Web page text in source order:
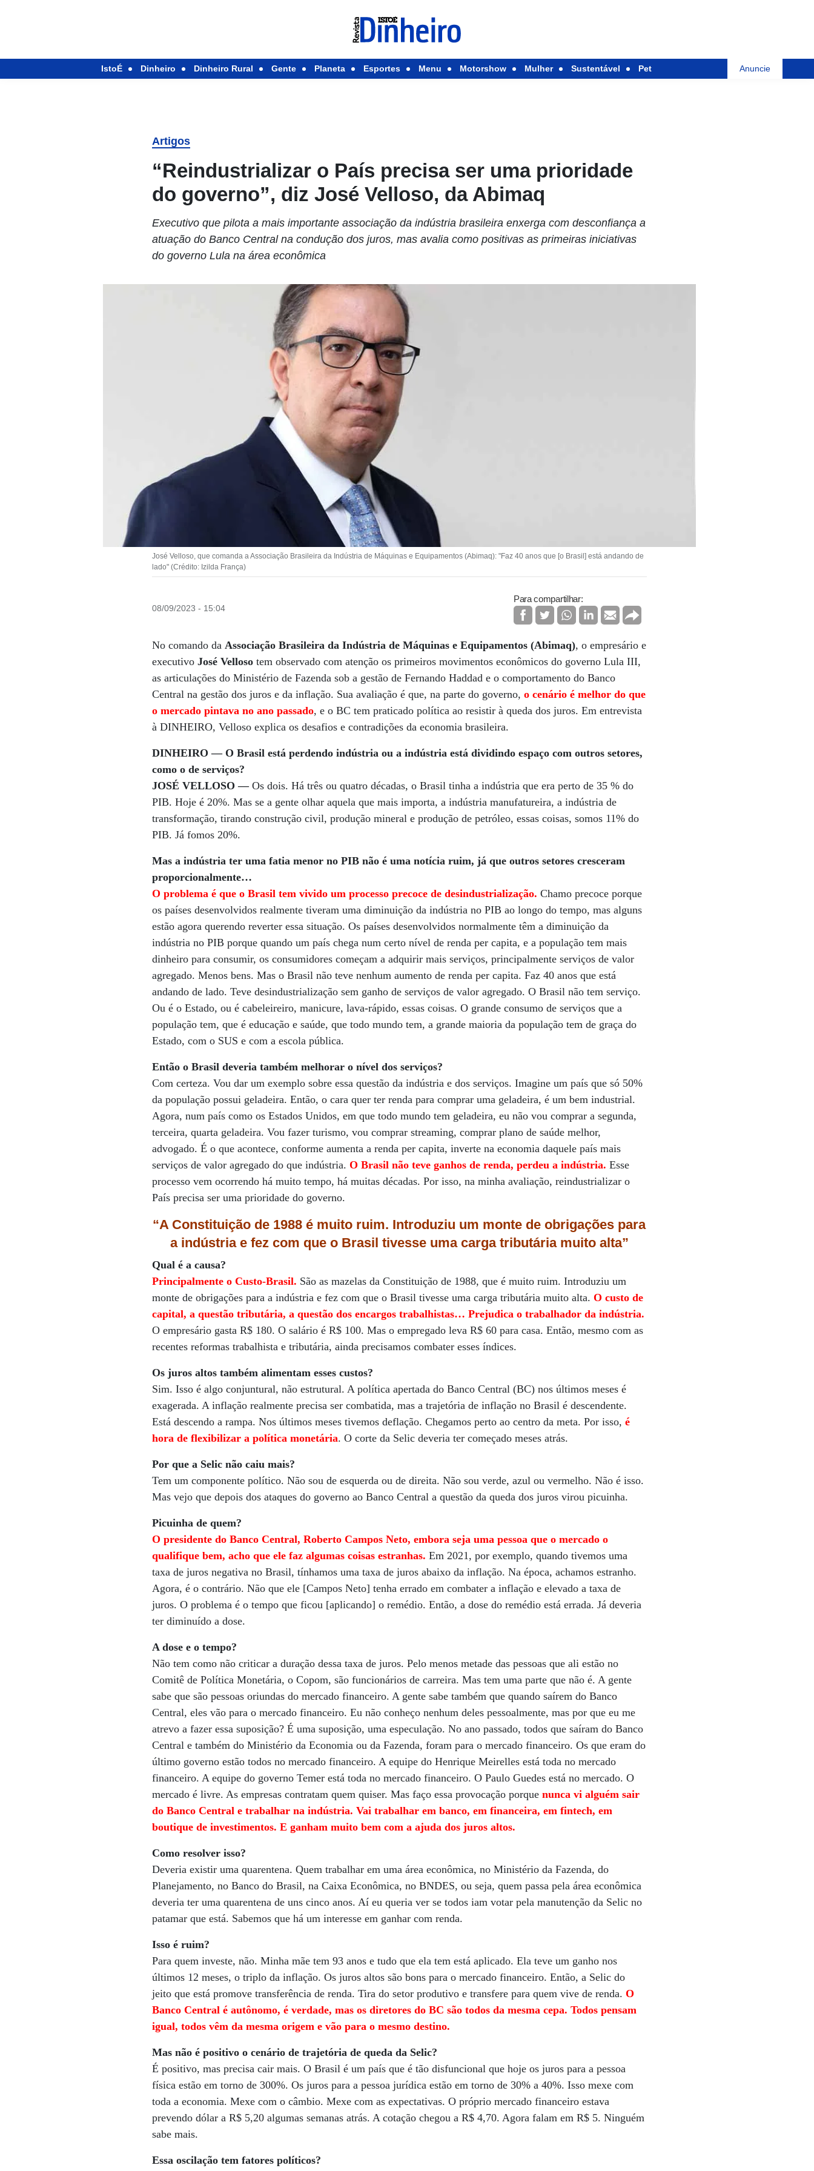
IstoÉ Dinheiro Dinheiro Rural Gente Planeta Esportes Menu Motorshow Mulher Sustentável Pet Anuncie
Artigos
“Reindustrializar o País precisa ser uma prioridade
do governo”, diz José Velloso, da Abimaq
Executivo que pilota a mais importante associação da indústria brasileira enxerga com desconfiança a
atuação do Banco Central na condução dos juros, mas avalia como positivas as primeiras iniciativas
do governo Lula na área econômica
José Velloso, que comanda a Associação Brasileira da Indústria de Máquinas e Equipamentos (Abimaq): "Faz 40 anos que [o Brasil] está andando de
lado" (Crédito: Izilda França)
08/09/2023 - 15:04
Para compartilhar:
No comando daAssociação Brasileira da Indústria de Máquinas e Equipamentos (Abimaq), o empresário e
executivoJosé Velloso tem observado com atenção os primeiros movimentos econômicos do governo Lula III,
as articulações do Ministério de Fazenda sob a gestão de Fernando Haddad e o comportamento do Banco
Central na gestão dos juros e da inflação. Sua avaliação é que, na parte do governo,o cenário é melhor do que
o mercado pintava no ano passado, e o BC tem praticado política ao resistir à queda dos juros. Em entrevista
à DINHEIRO, Velloso explica os desafios e contradições da economia brasileira.
DINHEIRO — O Brasil está perdendo indústria ou a indústria está dividindo espaço com outros setores,
como o de serviços?
JOSÉ VELLOSO —Os dois. Há três ou quatro décadas, o Brasil tinha a indústria que era perto de 35 % do
PIB. Hoje é 20%. Mas se a gente olhar aquela que mais importa, a indústria manufatureira, a indústria de
transformação, tirando construção civil, produção mineral e produção de petróleo, essas coisas, somos 11% do
PIB. Já fomos 20%.
Mas a indústria ter uma fatia menor no PIB não é uma notícia ruim, já que outros setores cresceram
proporcionalmente…
O problema é que o Brasil tem vivido um processo precoce de desindustrialização. Chamo precoce porque
os países desenvolvidos realmente tiveram uma diminuição da indústria no PIB ao longo do tempo, mas alguns
estão agora querendo reverter essa situação. Os países desenvolvidos normalmente têm a diminuição da
indústria no PIB porque quando um país chega num certo nível de renda per capita, e a população tem mais
dinheiro para consumir, os consumidores começam a adquirir mais serviços, principalmente serviços de valor
agregado. Menos bens. Mas o Brasil não teve nenhum aumento de renda per capita. Faz 40 anos que está
andando de lado. Teve desindustrialização sem ganho de serviços de valor agregado. O Brasil não tem serviço.
Ou é o Estado, ou é cabeleireiro, manicure, lava-rápido, essas coisas. O grande consumo de serviços que a
população tem, que é educação e saúde, que todo mundo tem, a grande maioria da população tem de graça do
Estado, com o SUS e com a escola pública.
Então o Brasil deveria também melhorar o nível dos serviços?
Com certeza. Vou dar um exemplo sobre essa questão da indústria e dos serviços. Imagine um país que só 50%
da população possui geladeira. Então, o cara quer ter renda para comprar uma geladeira, é um bem industrial.
Agora, num país como os Estados Unidos, em que todo mundo tem geladeira, eu não vou comprar a segunda,
terceira, quarta geladeira. Vou fazer turismo, vou comprar streaming, comprar plano de saúde melhor,
advogado. É o que acontece, conforme aumenta a renda per capita, inverte na economia daquele país mais
serviços de valor agregado do que indústria.O Brasil não teve ganhos de renda, perdeu a indústria. Esse
processo vem ocorrendo há muito tempo, há muitas décadas. Por isso, na minha avaliação, reindustrializar o
País precisa ser uma prioridade do governo.
“A Constituição de 1988 é muito ruim. Introduziu um monte de obrigações para
a indústria e fez com que o Brasil tivesse uma carga tributária muito alta”
Qual é a causa?
Principalmente o Custo-Brasil. São as mazelas da Constituição de 1988, que é muito ruim. Introduziu um
monte de obrigações para a indústria e fez com que o Brasil tivesse uma carga tributária muito alta.O custo de
capital, a questão tributária, a questão dos encargos trabalhistas… Prejudica o trabalhador da indústria.
O empresário gasta R$ 180. O salário é R$ 100. Mas o empregado leva R$ 60 para casa. Então, mesmo com as
recentes reformas trabalhista e tributária, ainda precisamos combater esses índices.
Os juros altos também alimentam esses custos?
Sim. Isso é algo conjuntural, não estrutural. A política apertada do Banco Central (BC) nos últimos meses é
exagerada. A inflação realmente precisa ser combatida, mas a trajetória de inflação no Brasil é descendente.
Está descendo a rampa. Nos últimos meses tivemos deflação. Chegamos perto ao centro da meta. Por isso,é
hora de flexibilizar a política monetária. O corte da Selic deveria ter começado meses atrás.
Por que a Selic não caiu mais?
Tem um componente político. Não sou de esquerda ou de direita. Não sou verde, azul ou vermelho. Não é isso.
Mas vejo que depois dos ataques do governo ao Banco Central a questão da queda dos juros virou picuinha.
Picuinha de quem?
O presidente do Banco Central, Roberto Campos Neto, embora seja uma pessoa que o mercado o
qualifique bem, acho que ele faz algumas coisas estranhas. Em 2021, por exemplo, quando tivemos uma
taxa de juros negativa no Brasil, tínhamos uma taxa de juros abaixo da inflação. Na época, achamos estranho.
Agora, é o contrário. Não que ele [Campos Neto] tenha errado em combater a inflação e elevado a taxa de
juros. O problema é o tempo que ficou [aplicando] o remédio. Então, a dose do remédio está errada. Já deveria
ter diminuído a dose.
A dose e o tempo?
Não tem como não criticar a duração dessa taxa de juros. Pelo menos metade das pessoas que ali estão no
Comitê de Política Monetária, o Copom, são funcionários de carreira. Mas tem uma parte que não é. A gente
sabe que são pessoas oriundas do mercado financeiro. A gente sabe também que quando saírem do Banco
Central, eles vão para o mercado financeiro. Eu não conheço nenhum deles pessoalmente, mas por que eu me
atrevo a fazer essa suposição? É uma suposição, uma especulação. No ano passado, todos que saíram do Banco
Central e também do Ministério da Economia ou da Fazenda, foram para o mercado financeiro. Os que eram do
último governo estão todos no mercado financeiro. A equipe do Henrique Meirelles está toda no mercado
financeiro. A equipe do governo Temer está toda no mercado financeiro. O Paulo Guedes está no mercado. O
mercado é livre. As empresas contratam quem quiser. Mas faço essa provocação porquenunca vi alguém sair
do Banco Central e trabalhar na indústria. Vai trabalhar em banco, em financeira, em fintech, em
boutique de investimentos. E ganham muito bem com a ajuda dos juros altos.
Como resolver isso?
Deveria existir uma quarentena. Quem trabalhar em uma área econômica, no Ministério da Fazenda, do
Planejamento, no Banco do Brasil, na Caixa Econômica, no BNDES, ou seja, quem passa pela área econômica
deveria ter uma quarentena de uns cinco anos. Aí eu queria ver se todos iam votar pela manutenção da Selic no
patamar que está. Sabemos que há um interesse em ganhar com renda.
Isso é ruim?
Para quem investe, não. Minha mãe tem 93 anos e tudo que ela tem está aplicado. Ela teve um ganho nos
últimos 12 meses, o triplo da inflação. Os juros altos são bons para o mercado financeiro. Então, a Selic do
jeito que está promove transferência de renda. Tira do setor produtivo e transfere para quem vive de renda.O
Banco Central é autônomo, é verdade, mas os diretores do BC são todos da mesma cepa. Todos pensam
igual, todos vêm da mesma origem e vão para o mesmo destino.
Mas não é positivo o cenário de trajetória de queda da Selic?
É positivo, mas precisa cair mais. O Brasil é um país que é tão disfuncional que hoje os juros para a pessoa
física estão em torno de 300%. Os juros para a pessoa jurídica estão em torno de 30% a 40%. Isso mexe com
toda a economia. Mexe com o câmbio. Mexe com as expectativas. O próprio mercado financeiro estava
prevendo dólar a R$ 5,20 algumas semanas atrás. A cotação chegou a R$ 4,70. Agora falam em R$ 5. Ninguém
sabe mais.
Essa oscilação tem fatores políticos?